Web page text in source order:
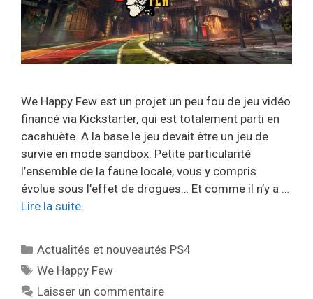
We Happy Few est un projet un peu fou de jeu vidéo
financé via Kickstarter, qui est totalement parti en
cacahuète. A la base le jeu devait être un jeu de
survie en mode sandbox. Petite particularité
l’ensemble de la faune locale, vous y compris
évolue sous l’effet de drogues… Et comme il n’y a …
Lire la suite
Catégories
Actualités et nouveautés PS4
Étiquettes
We Happy Few
Laisser un commentaire